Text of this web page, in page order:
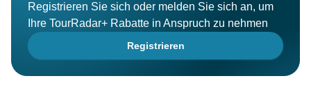
Registrieren Sie sich oder melden Sie sich an, um
Ihre TourRadar+ Rabatte in Anspruch zu nehmen
Registrieren